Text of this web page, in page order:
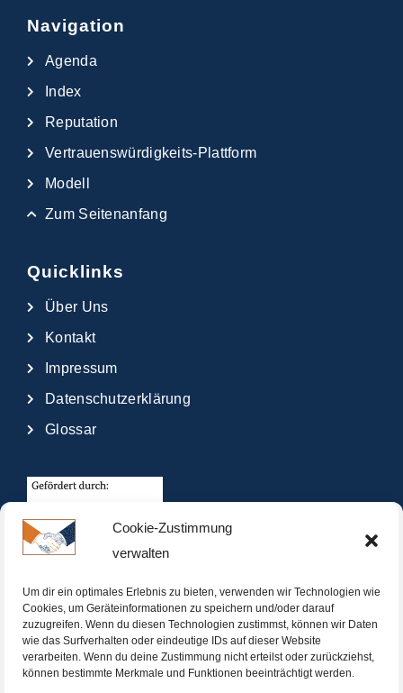
Cookie-Zustimmung
verwalten
Um dir ein optimales Erlebnis zu bieten, verwenden wir Technologien wie
Cookies, um Geräteinformationen zu speichern und/oder darauf
zuzugreifen. Wenn du diesen Technologien zustimmst, können wir Daten
wie das Surfverhalten oder eindeutige IDs auf dieser Website
verarbeiten. Wenn du deine Zustimmung nicht erteilst oder zurückziehst,
können bestimmte Merkmale und Funktionen beeinträchtigt werden.
Navigation
Agenda
Index
Reputation
Vertrauenswürdigkeits-Plattform
Modell
Zum Seitenanfang
Quicklinks
Über Uns
Kontakt
Impressum
Datenschutzerklärung
Glossar